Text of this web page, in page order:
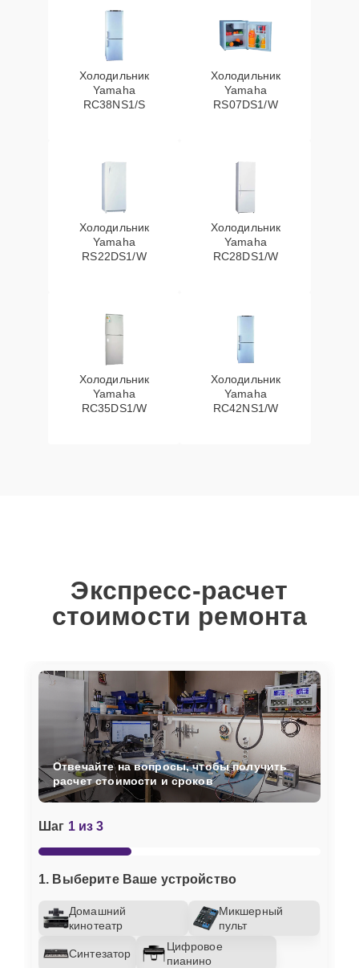
Холодильник
Yamaha
RC38NS1/S
Холодильник
Yamaha
RS07DS1/W
Холодильник
Yamaha
RS22DS1/W
Холодильник
Yamaha
RC28DS1/W
Холодильник
Yamaha
RC35DS1/W
Холодильник
Yamaha
RC42NS1/W
Экспресс-расчет
стоимости ремонта
Шаг 1 из 3
1. Выберите Ваше устройство
Домашний
кинотеатр
Микшерный
пульт
Синтезатор
Цифровое
пианино
Отвечайте на вопросы, чтобы получить
расчет стоимости и сроков